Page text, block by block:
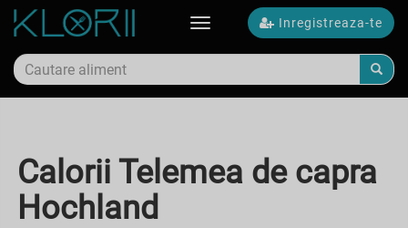
Inregistreaza-te
Toggle
Calorii Telemea de capra
Hochland